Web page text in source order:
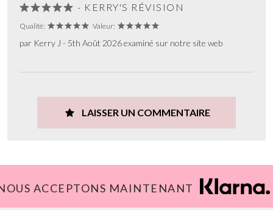
- KERRY'S RÉVISION
Qualité: Valeur:
par Kerry J - 5th Août 2026 examiné sur notre site web
LAISSER UN COMMENTAIRE
ACCEPTONS MAINTENANT